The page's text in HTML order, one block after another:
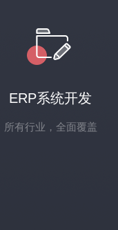
ERP系统开发
所有行业，全面覆盖